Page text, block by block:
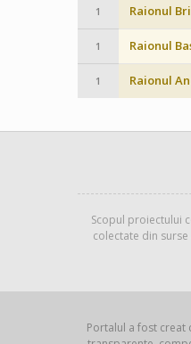
1 Raionul
1 Raionul
1 Raionul
Scopul proiectului
colectate din
Portalul a fost creat